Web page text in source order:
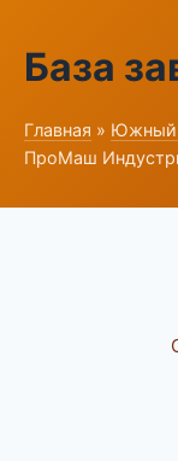
База
Главная » Южный
ПроМаш